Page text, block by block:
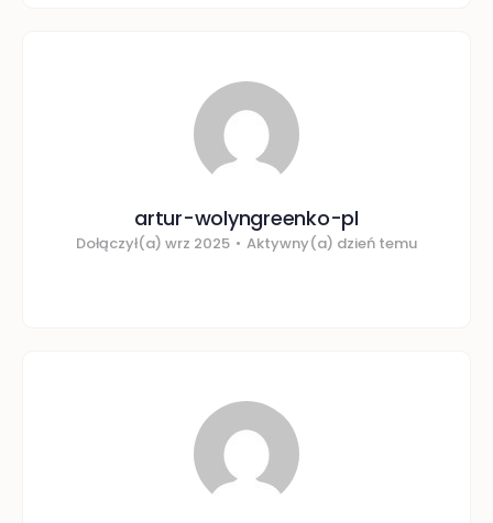
artur-wolyngreenko-pl
Dołączył(a) wrz 2025 • Aktywny(a) dzień temu